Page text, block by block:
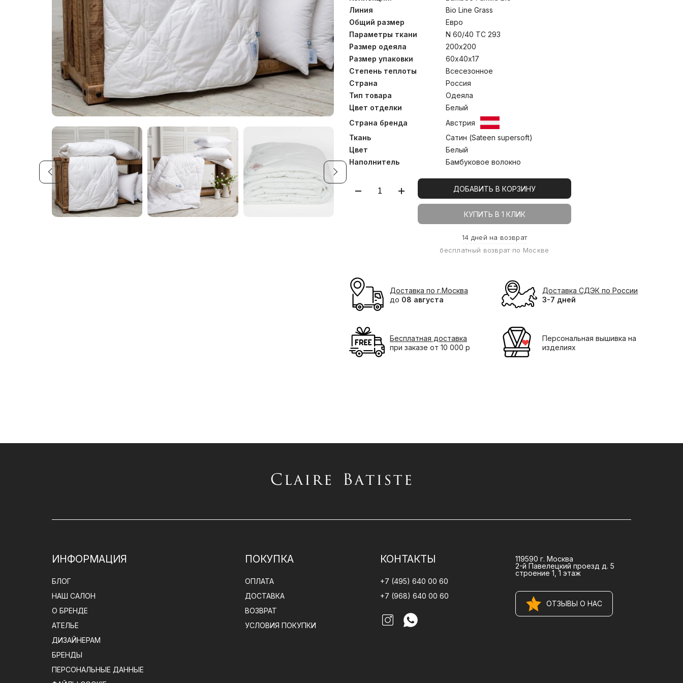
регулировки количества наполнителя внутренней камеры,
который можно отбирать-добавлять вручную, подбирая
оптимальный объем. Стирка при температуре до 30С°.
Линия
Bio Line Grass
Общий размер
Евро
Параметры ткани
N 60/40 TC 293
Размер одеяла
200х200
Размер упаковки
60х40х17
Степень теплоты
Всесезонное
Страна
Россия
Тип товара
Одеяла
Цвет отделки
Белый
Страна бренда
Австрия
Ткань
Сатин (Sateen supersoft)
Цвет
Белый
Наполнитель
Бамбуковое волокно
ДОБАВИТЬ В КОРЗИНУ
КУПИТЬ В 1 КЛИК
14 дней на возврат
бесплатный возврат по Москве
Доставка по г.Москва
до 08 августа
Доставка СДЭК по России
3-7 дней
Бесплатная доставка
при заказе от 10 000 р
Персональная вышивка на
изделиях
ИНФОРМАЦИЯ
БЛОГ
НАШ САЛОН
О БРЕНДЕ
АТЕЛЬЕ
ДИЗАЙНЕРАМ
БРЕНДЫ
ПЕРСОНАЛЬНЫЕ ДАННЫЕ
ПОКУПКА
ОПЛАТА
ДОСТАВКА
ВОЗВРАТ
УСЛОВИЯ ПОКУПКИ
КОНТАКТЫ
+7 (495) 640 00 60
+7 (968) 640 00 60
119590 г. Москва
2-й Павелецкий проезд д. 5
строение 1, 1 этаж
ОТЗЫВЫ О НАС